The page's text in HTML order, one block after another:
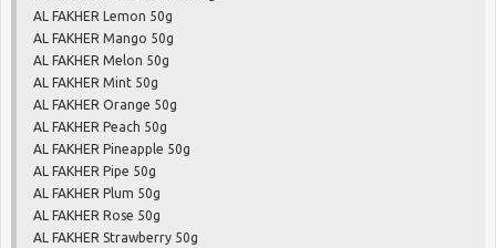
AL FAKHER Lemon 50g
AL FAKHER Mango 50g
AL FAKHER Melon 50g
AL FAKHER Mint 50g
AL FAKHER Orange 50g
AL FAKHER Peach 50g
AL FAKHER Pineapple 50g
AL FAKHER Pipe 50g
AL FAKHER Plum 50g
AL FAKHER Rose 50g
AL FAKHER Strawberry 50g